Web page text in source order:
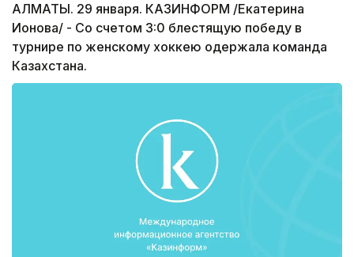
АЛМАТЫ. 29 января. КАЗИНФОРМ /Екатерина
Ионова/ - Со счетом 3:0 блестящую победу в
турнире по женскому хоккею одержала команда
Казахстана.